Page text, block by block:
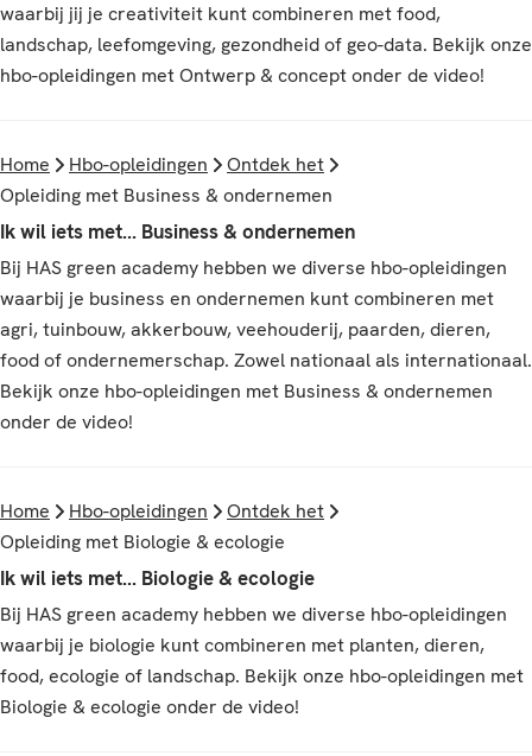
waarbij jij je creativiteit kunt combineren met food,
landschap, leefomgeving, gezondheid of geo-data. Bekijk onze
hbo-opleidingen met Ontwerp & concept onder de video!
Home Hbo-opleidingen
Ontdek het
Opleiding met Business & ondernemen
Ik wil iets met... Business & ondernemen
Bij HAS green academy hebben we diverse hbo-opleidingen
waarbij je business en ondernemen kunt combineren met
agri, tuinbouw, akkerbouw, veehouderij, paarden, dieren,
food of ondernemerschap. Zowel nationaal als internationaal.
Bekijk onze hbo-opleidingen met Business & ondernemen
onder de video!
Home Hbo-opleidingen
Ontdek het
Opleiding met Biologie & ecologie
Ik wil iets met... Biologie & ecologie
Bij HAS green academy hebben we diverse hbo-opleidingen
waarbij je biologie kunt combineren met planten, dieren,
food, ecologie of landschap. Bekijk onze hbo-opleidingen met
Biologie & ecologie onder de video!